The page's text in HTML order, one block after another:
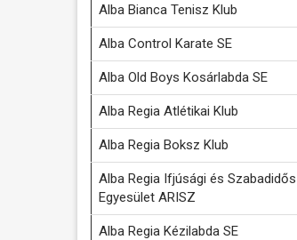
Alba Bianca Tenisz Klub
Alba Control Karate SE
Alba Old Boys Kosárlabda SE
Alba Regia Atlétikai Klub
Alba Regia Boksz Klub
Alba Regia Ifjúsági és Szabadidős
Egyesület ARISZ
Alba Regia Kézilabda SE